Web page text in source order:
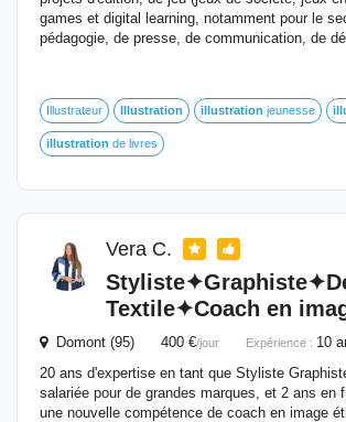
games et digital learning, notamment pour le
pédagogie, de presse, de communication, de
Illustrateur Illustration illustration jeunesse
illustration de livres
Vera C.
Textile✦Coach en
Domont (95) 400 €/jour Expérience : 10
20 ans d'expertise en tant que Styliste
salariée pour de grandes marques, et 2 ans en
une nouvelle compétence de coach en image